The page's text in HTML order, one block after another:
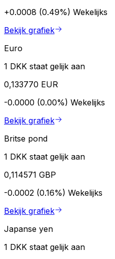
+0.0008 (0.49%) Wekelijks
Bekijk grafiek
Euro
1 DKK staat gelijk aan
0,133770 EUR
-0.0000 (0.00%) Wekelijks
Bekijk grafiek
Britse pond
1 DKK staat gelijk aan
0,114571 GBP
-0.0002 (0.16%) Wekelijks
Bekijk grafiek
Japanse yen
1 DKK staat gelijk aan